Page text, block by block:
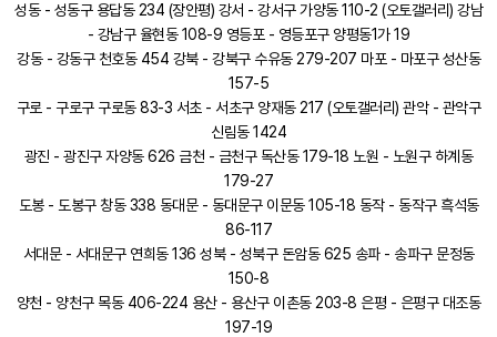
성동 - 성동구 용답동 234 (장안평) 강서 - 강서구 가양동 110-2 (오토갤러리) 강남
- 강남구 율현동 108-9 영등포 - 영등포구 양평동1가 19
강동 - 강동구 천호동 454 강북 - 강북구 수유동 279-207 마포 - 마포구 성산동
157-5
구로 - 구로구 구로동 83-3 서초 - 서초구 양재동 217 (오토갤러리) 관악 - 관악구
신림동 1424
광진 - 광진구 자양동 626 금천 - 금천구 독산동 179-18 노원 - 노원구 하계동
179-27
도봉 - 도봉구 창동 338 동대문 - 동대문구 이문동 105-18 동작 - 동작구 흑석동
86-117
서대문 - 서대문구 연희동 136 성북 - 성북구 돈암동 625 송파 - 송파구 문정동
150-8
양천 - 양천구 목동 406-224 용산 - 용산구 이촌동 203-8 은평 - 은평구 대조동
197-19